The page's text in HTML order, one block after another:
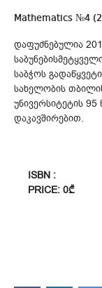
Mathematics №4
დაფუძნებულია
საბჭოს
სახელობის
უნივერსიტეტის
დაკავშირებით.
ISBN :
PRICE: 0₾